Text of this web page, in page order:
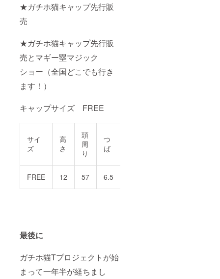
★ガチホ猫キャップ先行販
売
★ガチホ猫キャップ先行販
売とマギー塁マジック
ショー（全国どこでも行き
ます！）
キャップサイズ FREE
サイ
ズ
高
さ
頭
周
り
つ
ば
FREE 12 57 6.5
最後に
ガチホ猫Tプロジェクトが始
まって一年半が経ちまし